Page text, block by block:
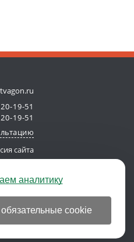
19-51
19-51
сайта
аналитику
cookie